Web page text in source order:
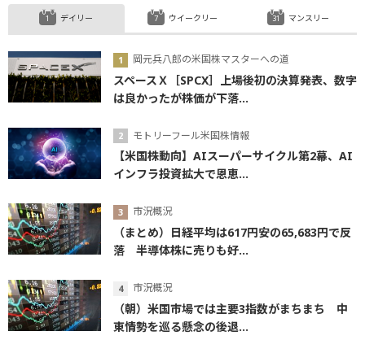
デイリー
岡元兵八郎の米国株マスターへの道
スペースＸ［SPCX］上場後初の決算発表、数字
は良かったが株価が下落...
モトリーフール米国株情報
【米国株動向】AIスーパーサイクル第2幕、AI
インフラ投資拡大で恩恵...
市況概況
（まとめ）日経平均は617円安の65,683円で反
落 半導体株に売りも好...
市況概況
（朝）米国市場では主要3指数がまちまち 中
東情勢を巡る懸念の後退...
ウイークリー マンスリー